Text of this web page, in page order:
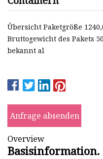
Übersicht Paketgröße
Bruttogewicht des Pakets
bekannt al
Anfrage absenden
Overview
Basisinformation.